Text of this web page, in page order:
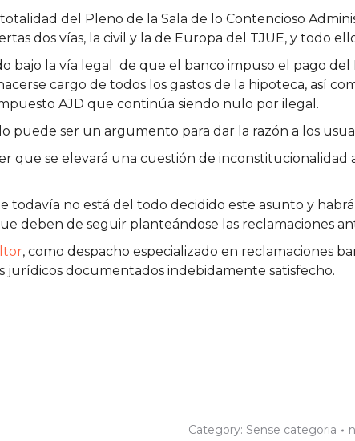
del Pleno de la Sala de lo Contencioso
dos vías, la civil y la de Europa del TJUE, y todo
bajo la vía legal de que el banco impuso el pago
cargo de todos los gastos de la hipoteca, así
AJD que continúa siendo nulo por ilegal.
puede ser un argumento para dar la razón a los
que se elevará una cuestión de
todavía no está del todo decidido este asunto y
deben de seguir planteándose las reclamaciones
, como despacho especializado en reclamaciones
jurídicos documentados indebidamente satisfecho.
Category: Sense categoria